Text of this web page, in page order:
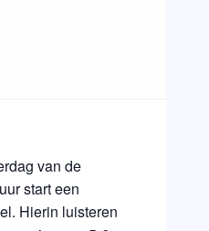
van de
start een
Hierin luisteren